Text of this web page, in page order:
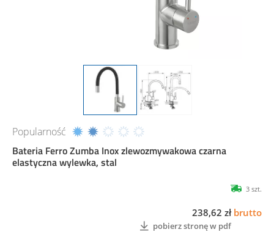
Popularność
Bateria Ferro Zumba Inox zlewozmywakowa czarna
elastyczna wylewka, stal
3 szt.
238,62 zł brutto
pobierz stronę w pdf